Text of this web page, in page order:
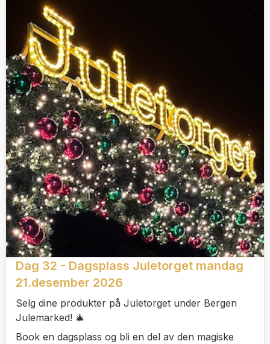
Dag 32 - Dagsplass Juletorget mandag
21.desember 2026
Selg dine produkter på Juletorget under Bergen
Julemarked! 🎄
Book en dagsplass og bli en del av den magiske